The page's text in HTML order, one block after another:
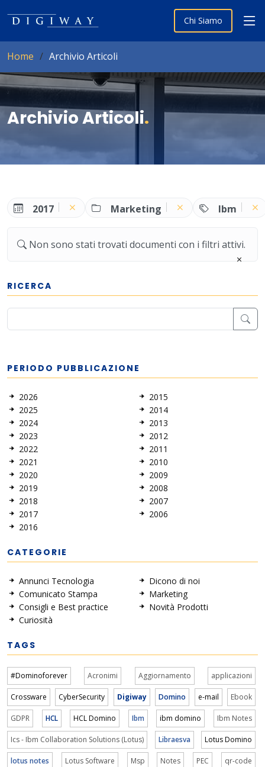
Chi Siamo
Home Archivio Articoli
Archivio Articoli.
2017 Marketing Ibm
Non sono stati trovati documenti con i filtri attivi.
RICERCA
PERIODO PUBBLICAZIONE
2026
2025
2024
2023
2022
2021
2020
2019
2018
2017
2016
2015
2014
2013
2012
2011
2010
2009
2008
2007
2006
CATEGORIE
Annunci Tecnologia
Comunicato Stampa
Consigli e Best practice
Curiosità
Dicono di noi
Marketing
Novità Prodotti
TAGS
#Dominoforever Acronimi Aggiornamento applicazioni
Crossware CyberSecurity Digiway Domino e-mail Ebook
GDPR HCL HCL Domino Ibm ibm domino Ibm Notes
Ics - Ibm Collaboration Solutions (Lotus) Libraesva Lotus Domino
lotus notes Lotus Software Msp Notes PEC qr-code